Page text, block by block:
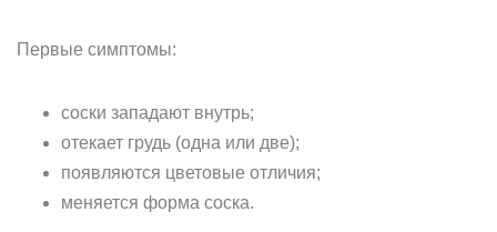
Первые симптомы:
соски западают внутрь;
отекает грудь (одна или две);
появляются цветовые отличия;
меняется форма соска.